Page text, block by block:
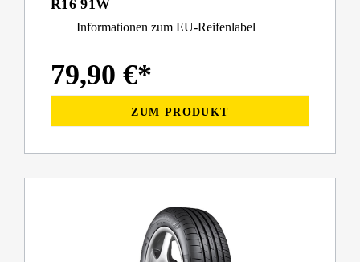
R16 91W
Informationen zum EU-Reifenlabel
79,90 €*
ZUM PRODUKT